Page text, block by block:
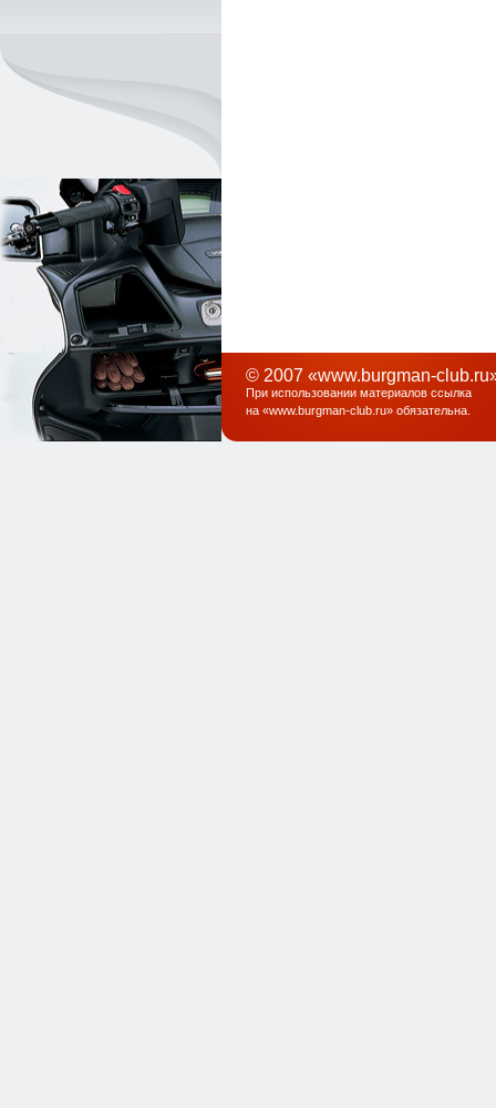
© 2007 «www.burgman-
При использовании материалов ссылка
на «www.burgman-club.ru» обязательна